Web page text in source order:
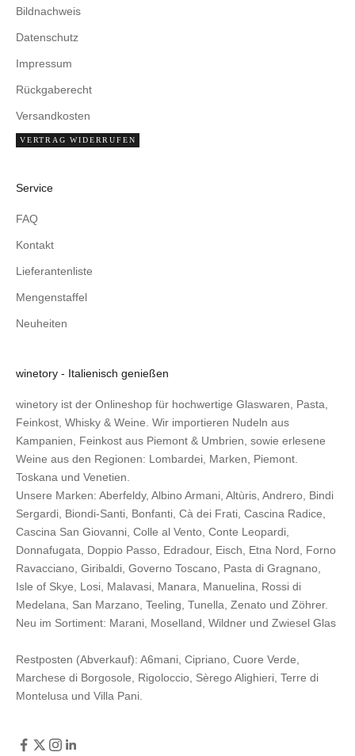
Bildnachweis
Datenschutz
Impressum
Rückgaberecht
Versandkosten
VERTRAG WIDERRUFEN
Service
FAQ
Kontakt
Lieferantenliste
Mengenstaffel
Neuheiten
winetory - Italienisch genießen
winetory ist der Onlineshop für hochwertige Glaswaren, Pasta,
Feinkost, Whisky & Weine. Wir importieren Nudeln aus
Kampanien, Feinkost aus Piemont & Umbrien, sowie erlesene
Weine aus den Regionen: Lombardei, Marken, Piemont.
Toskana und Venetien.
Unsere Marken: Aberfeldy, Albino Armani Altùris Andrero Bindi
Sergardi Biondi-Santi Bonfanti Cà dei Frati Cascina Radice
Cascina San Giovanni Colle al Vento Conte Leopardi
Donnafugata
Doppio Passo Edradour, Eisch Etna Nord
Forno
Ravacciano Giribaldi Governo Toscano Pasta di Gragnano
Isle of Skye
Losi Malavasi Manara Manuelina
Rossi di
Medelana
San Marzano Teeling Tunella Zenato und Zöhrer.
Neu im Sortiment: Marani, Moselland Wildner und Zwiesel Glas
Restposten (Abverkauf): A6mani Cipriano Cuore Verde
Marchese di Borgosole
Rigoloccio Sèrego Alighieri Terre di
Montelusa und Villa Pani